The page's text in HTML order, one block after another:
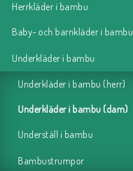
Herrkläder i bambu
Baby- och barnkläder i bambu
Underkläder i bambu
Underkläder i bambu (herr)
Underkläder i bambu (dam)
Underställ i bambu
Bambustrumpor